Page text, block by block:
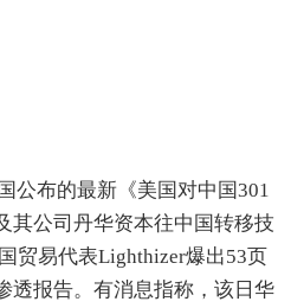
公布的最新《美国对中国301
其公司丹华资本往中国转移技
贸易代表Lighthizer爆出53页
透报告。有消息指称，该日华